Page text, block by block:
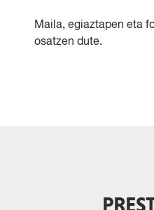
Maila, egiaztapen eta
osatzen dute.